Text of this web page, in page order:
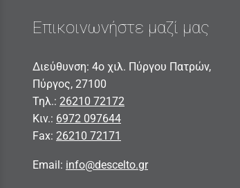
Επικοινωνήστε μαζί μας
Διεύθυνση: 4ο χιλ. Πύργου Πατρών,
Πύργος, 27100
Τηλ.: 26210 72172
Κιν.: 6972 097644
Fax: 26210 72171
Email: info@descelto.gr